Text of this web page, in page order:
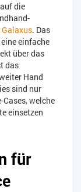
die
. Das
einfache
über das
das
Hand
sind nur
welche
einsetzen
für